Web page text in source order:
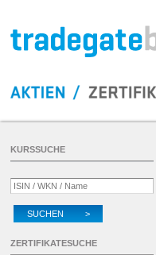
KURSSUCHE
SUCHEN >
ZERTIFIKATESUCHE